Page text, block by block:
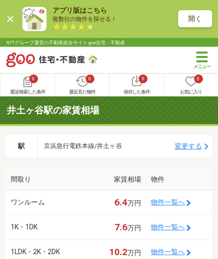
アプリ版はこちら
複数社の物件を探せる！ 開く
NTTグループ運営の不動産総合サイト goo住宅・不動産
0
最近検索した条件
0
最近見た物件
0
保存した条件
0
お気に入り
井土ヶ谷駅の家賃相場
駅 京浜急行電鉄本線/井土ヶ谷 変更する
間取り 家賃相場 物件
ワンルーム 6.4万円 物件一覧へ
1K・1DK 7.6万円 物件一覧へ
1LDK・2K・2DK 10.2万円 物件一覧へ